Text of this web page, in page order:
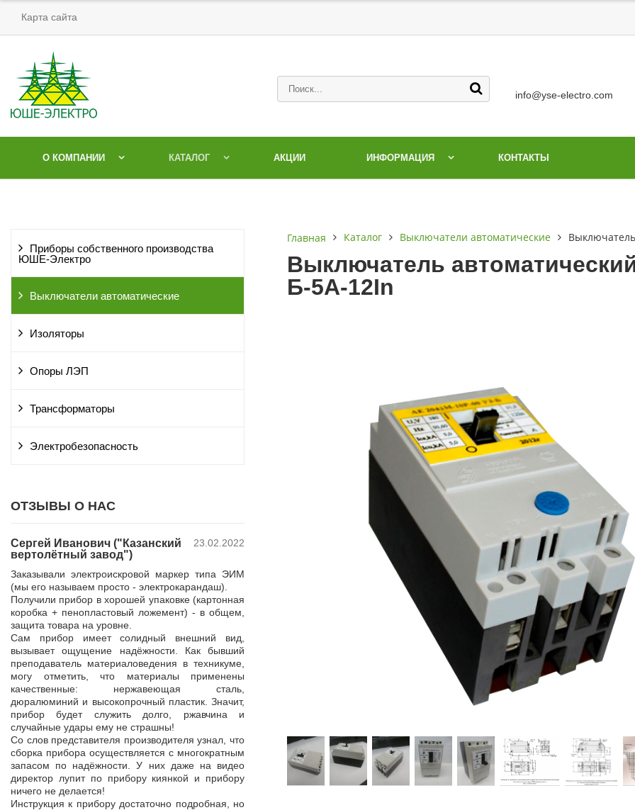
Карта сайта
info@yse-electro.com
О КОМПАНИИ КАТАЛОГ АКЦИИ ИНФОРМАЦИЯ КОНТАКТЫ
Приборы собственного производства
ЮШЕ-Электро
Выключатели автоматические
Изоляторы
Опоры ЛЭП
Трансформаторы
Электробезопасность
ОТЗЫВЫ О НАС
Сергей Иванович ("Казанский
вертолётный завод")
23.02.2022
Заказывали электроискровой маркер типа ЭИМ
(мы его называем просто - электрокарандаш).
Получили прибор в хорошей упаковке (картонная
коробка + пенопластовый ложемент) - в общем,
защита товара на уровне.
Сам прибор имеет солидный внешний вид,
вызывает ощущение надёжности. Как бывший
преподаватель материаловедения в техникуме,
могу отметить, что материалы применены
качественные: нержавеющая сталь,
дюралюминий и высокопрочный пластик. Значит,
прибор будет служить долго, ржавчина и
случайные удары ему не страшны!
Со слов представителя производителя узнал, что
сборка прибора осуществляется с многократным
запасом по надёжности. У них даже на видео
директор лупит по прибору киянкой и прибору
ничего не делается!
Инструкция к прибору достаточно подробная, но
Владимир Юрьевич (Филиал
15.02.2022
Компания ЮШЕ-Электро выиграла тендер на
изготовление и поставку деревянных опор ЛЭП
110 кВ для пополнения складского оперативного
Продукция поставлена своевременно. Претензий
Наоборот, деревянные элементы опор высокого
качества, пропитка заболонного слоя древесины
На комплектные изделия (опоры ЛЭП),
впервые на моей памяти компания
производитель и поставщик опор ЛЭП
сопровождает опоры ЛЭП такими документами.
Приятно работать с таким ответственным
поставщиком!
Татьяна (Branch of «Saren B.
V.» PLLC)
Выражаю благодарность
оперативную обработку нашего
Выставили коммерческое
хорошей цене в течение двух
малого сотня товарных
успели закрыть смету большого
вы получили хороший заказ))
Главная Каталог Выключатели автоматические
Выключатель
Б-5А-12In